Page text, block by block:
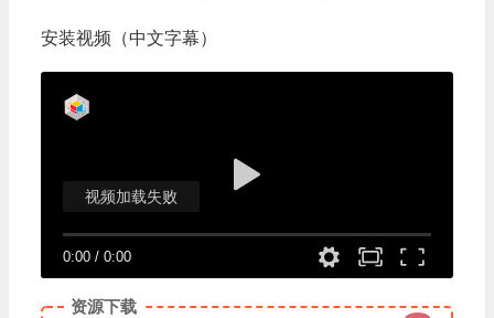
安装视频（中文字幕）
0:00/ 0:00
视频加载失败
资源下载